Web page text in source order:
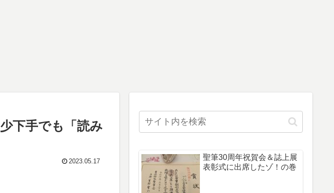
下手でも「読み
2023.05.17
聖筆30周年祝賀会＆誌上展
表彰式に出席したゾ！の巻